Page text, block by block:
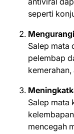
seperti
Salep mata
pelembap
Salep mata
mencegah